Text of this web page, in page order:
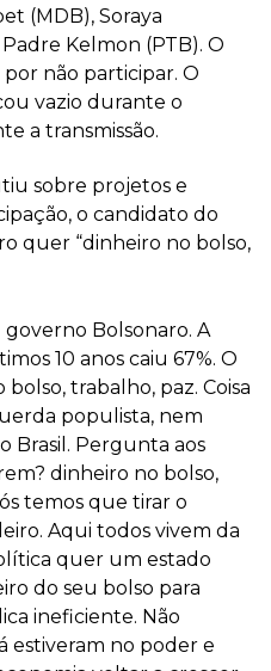
(MDB), Soraya
Kelmon (PTB). O
não participar. O
vazio durante o
a transmissão.
sobre projetos e
o candidato do
quer “dinheiro no bolso,
governo Bolsonaro. A
10 anos caiu 67%. O
trabalho, paz. Coisa
populista, nem
Brasil. Pergunta aos
dinheiro no bolso,
temos que tirar o
Aqui todos vivem da
quer um estado
do seu bolso para
ineficiente. Não
estiveram no poder e